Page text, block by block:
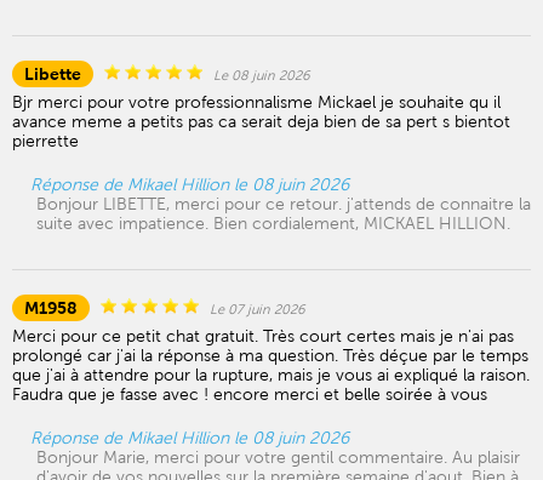
Libette Le 08 juin 2026
Bjr merci pour votre professionnalisme Mickael je souhaite qu il
avance meme a petits pas ca serait deja bien de sa pert s bientot
pierrette
Réponse de Mikael Hillion le 08 juin 2026
Bonjour LIBETTE, merci pour ce retour. j'attends de connaitre la
suite avec impatience. Bien cordialement, MICKAEL HILLION.
M1958 Le 07 juin 2026
Merci pour ce petit chat gratuit. Très court certes mais je n'ai pas
prolongé car j'ai la réponse à ma question. Très déçue par le temps
que j'ai à attendre pour la rupture, mais je vous ai expliqué la raison.
Faudra que je fasse avec ! encore merci et belle soirée à vous
Réponse de Mikael Hillion le 08 juin 2026
Bonjour Marie, merci pour votre gentil commentaire. Au plaisir